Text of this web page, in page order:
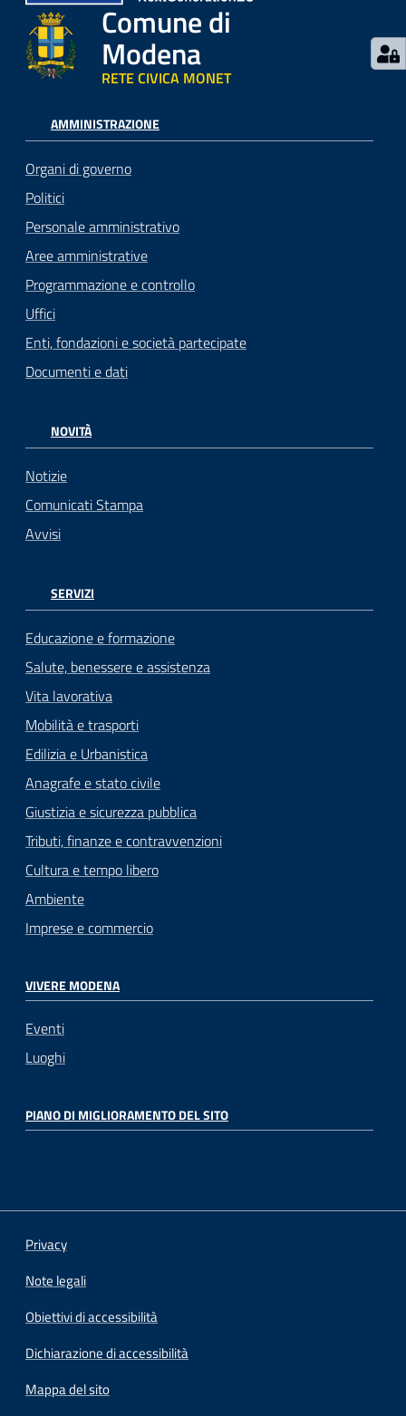
Comune di
Modena
RETE CIVICA MONET
AMMINISTRAZIONE
Organi di governo
Politici
Personale amministrativo
Aree amministrative
Programmazione e controllo
Uffici
Enti, fondazioni e società partecipate
Documenti e dati
NOVITÀ
Notizie
Comunicati Stampa
Avvisi
SERVIZI
Educazione e formazione
Salute, benessere e assistenza
Vita lavorativa
Mobilità e trasporti
Edilizia e Urbanistica
Anagrafe e stato civile
Giustizia e sicurezza pubblica
Tributi, finanze e contravvenzioni
Cultura e tempo libero
Ambiente
Imprese e commercio
VIVERE MODENA
Eventi
Luoghi
PIANO DI MIGLIORAMENTO DEL SITO
Privacy
Note legali
Obiettivi di accessibilità
Dichiarazione di accessibilità
Mappa del sito